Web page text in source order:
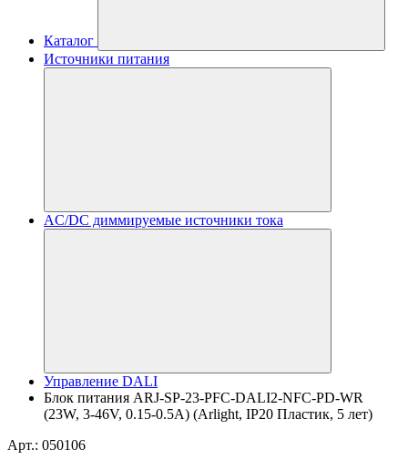
Каталог
Источники питания
AC/DC диммируемые источники тока
Управление DALI
Блок питания ARJ-SP-23-PFC-DALI2-NFC-PD-WR
(23W, 3-46V, 0.15-0.5A) (Arlight, IP20 Пластик, 5 лет)
Арт.: 050106